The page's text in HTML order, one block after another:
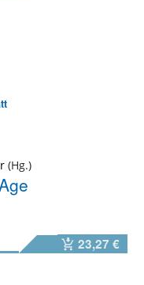
23,27 €